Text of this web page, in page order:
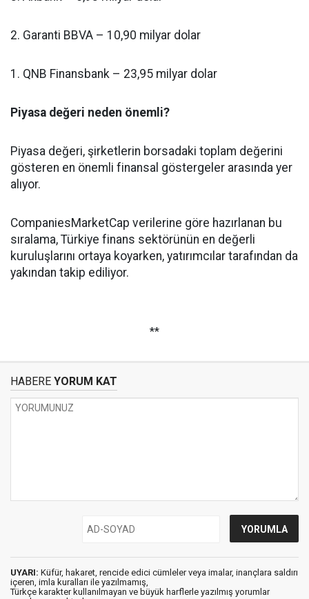
2. Garanti BBVA – 10,90 milyar dolar
1. QNB Finansbank – 23,95 milyar dolar
Piyasa değeri neden önemli?
Piyasa değeri, şirketlerin borsadaki toplam değerini
gösteren en önemli finansal göstergeler arasında yer
alıyor.
CompaniesMarketCap verilerine göre hazırlanan bu
sıralama, Türkiye finans sektörünün en değerli
kuruluşlarını ortaya koyarken, yatırımcılar tarafından da
yakından takip ediliyor.
**
HABERE YORUM KAT
UYARI: Küfür, hakaret, rencide edici cümleler veya imalar, inançlara saldırı
içeren, imla kuralları ile yazılmamış,
Türkçe karakter kullanılmayan ve büyük harflerle yazılmış yorumlar